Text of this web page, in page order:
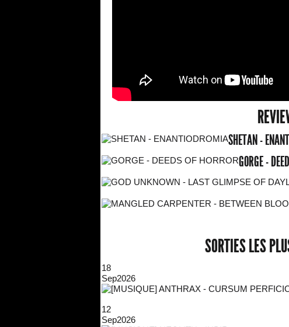
SHETAN -
GORGE -
SORTIES LES
18
Sep2026
12
Sep2026